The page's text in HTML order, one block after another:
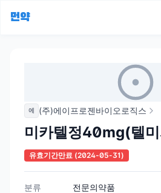
먼약
에 (주)에이프로젠바이오로직스
미카텔정40mg(텔
유효기간만료 (2024-05-31)
분류
전문의약품